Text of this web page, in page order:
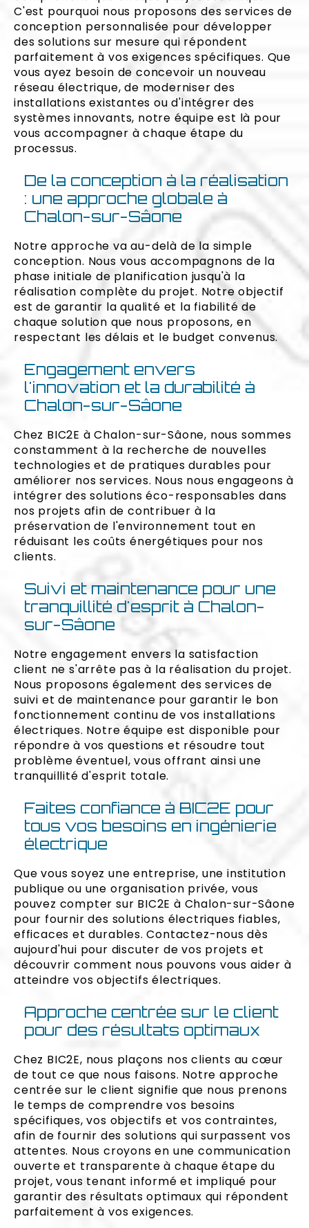
C'est pourquoi nous proposons des services de
conception personnalisée pour développer
des solutions sur mesure qui répondent
parfaitement à vos exigences spécifiques. Que
vous ayez besoin de concevoir un nouveau
réseau électrique, de moderniser des
installations existantes ou d'intégrer des
systèmes innovants, notre équipe est là pour
vous accompagner à chaque étape du
processus.
De la conception à la réalisation
: une approche globale à
Chalon-sur-Sâone
Notre approche va au-delà de la simple
conception. Nous vous accompagnons de la
phase initiale de planification jusqu'à la
réalisation complète du projet. Notre objectif
est de garantir la qualité et la fiabilité de
chaque solution que nous proposons, en
respectant les délais et le budget convenus.
Engagement envers
l'innovation et la durabilité à
Chalon-sur-Sâone
Chez BIC2E à Chalon-sur-Sâone, nous sommes
constamment à la recherche de nouvelles
technologies et de pratiques durables pour
améliorer nos services. Nous nous engageons à
intégrer des solutions éco-responsables dans
nos projets afin de contribuer à la
préservation de l'environnement tout en
réduisant les coûts énergétiques pour nos
clients.
Suivi et maintenance pour une
tranquillité d'esprit à Chalon-
sur-Sâone
Notre engagement envers la satisfaction
client ne s'arrête pas à la réalisation du projet.
Nous proposons également des services de
suivi et de maintenance pour garantir le bon
fonctionnement continu de vos installations
électriques. Notre équipe est disponible pour
répondre à vos questions et résoudre tout
problème éventuel, vous offrant ainsi une
tranquillité d'esprit totale.
Faites confiance à BIC2E pour
tous vos besoins en ingénierie
électrique
Que vous soyez une entreprise, une institution
publique ou une organisation privée, vous
pouvez compter sur BIC2E à Chalon-sur-Sâone
pour fournir des solutions électriques fiables,
efficaces et durables. Contactez-nous dès
aujourd'hui pour discuter de vos projets et
découvrir comment nous pouvons vous aider à
atteindre vos objectifs électriques.
Approche centrée sur le client
pour des résultats optimaux
Chez BIC2E, nous plaçons nos clients au cœur
de tout ce que nous faisons. Notre approche
centrée sur le client signifie que nous prenons
le temps de comprendre vos besoins
spécifiques, vos objectifs et vos contraintes,
afin de fournir des solutions qui surpassent vos
attentes. Nous croyons en une communication
ouverte et transparente à chaque étape du
projet, vous tenant informé et impliqué pour
garantir des résultats optimaux qui répondent
parfaitement à vos exigences.